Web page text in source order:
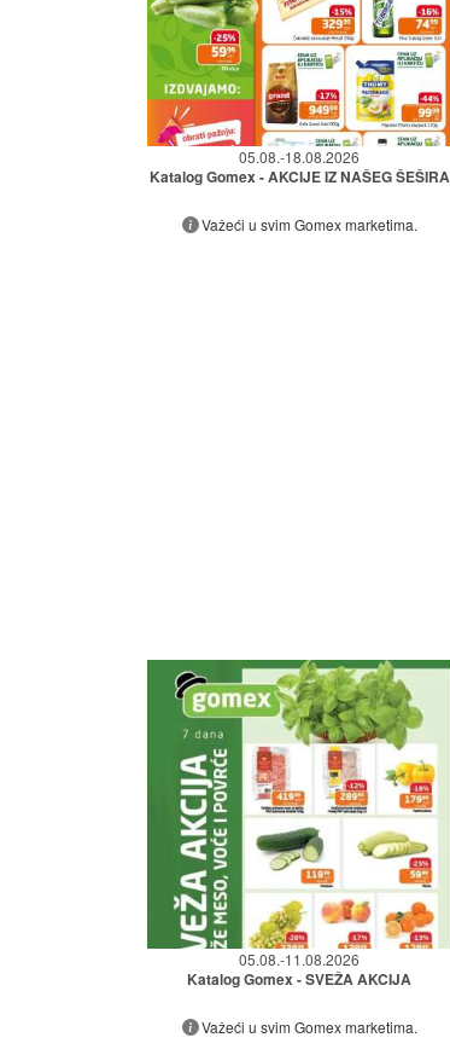
05.08.-18.08.2026
Katalog Gomex - AKCIJE IZ NAŠEG ŠEŠIRA
Važeći u svim Gomex marketima.
05.08.-11.08.2026
Katalog Gomex - SVEŽA AKCIJA
Važeći u svim Gomex marketima.